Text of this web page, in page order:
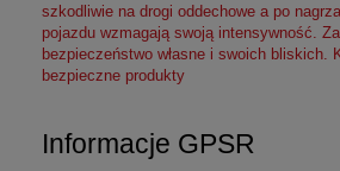
szkodliwie na drogi oddechowe a po
pojazdu wzmagają swoją intensywność.
bezpieczeństwo własne i swoich bliskich.
bezpieczne produkty
Informacje GPSR